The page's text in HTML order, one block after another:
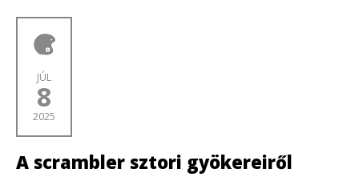
JÚL
8
2025
A scrambler sztori gyökereiről